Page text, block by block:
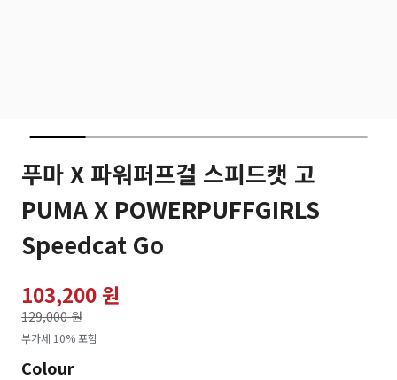
푸마 X 파워퍼프걸 스피드캣 고
PUMA X POWERPUFFGIRLS
Speedcat Go
103,200 원
129,000 원
로
부가세 10% 포함
Colour